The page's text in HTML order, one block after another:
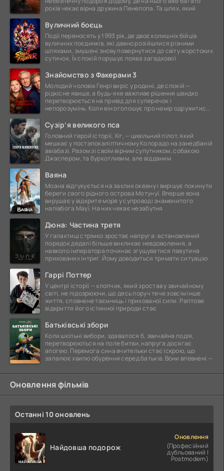
років чекає вірна дружина Пенелопа. Та шлях, який
Вуличний боєць
Події переносять у 1993 рік, де двоє колишніх бійців
вуличних поєдинків, які давно розійшлися різними
шляхами, змушені знову повернутися до світу жорстоких
сутичок. Їх спокій порушує поява загадкової
Знайомство з Факерами 3
Молодий чоловік Генрі виріс у родині, де спокій —
рідкісне явище, а будь-яке важливе рішення швидко
перетворюється на привід для суперечок і
непорозумінь. Коли він оголошує про намір одружитися,
Сузір’я великого пса
Головний герой історії, Хіг, — цивільний пілот, який
мешкає у постапокаліптичному Колорадо на занедбаній
авіабазі. Разом зі своїм вірним супутником, собакою
Джаспером, та буркотливим, але відданим
Ваяна
Моана відгукується на заклик океану і вирішує покинути
береги свого рідного острова Мотунуї. Вперше вона
вирушає у відкрите море у супроводі знаменитого
напівбога Мауї. На них чекає незабутня
Дюна: Частина третя
У галактиці стрімко зростає напруга: встановлений
порядок дедалі більше викликає невдоволення, а
навколо імператора починає згущуватися павутина
прихованих інтриг. Йому доводиться тримати ситуацію
Гаррі Поттер
У центрі історії — хлопчик, який зростав у звичайному
світі, не підозрюючи, що десь поруч тече зовсім інше
життя, сповнене таємниць і прихованої сили. Раптове
відкриття його істинної природи стає
Батьківські збори
Коли шкільні вибори, здавалося б, звичайна подія,
перетворюються на поле битви, напруга досягає
апогею. Перемога сина вчительки стає іскрою, що
запалює хвилю обурення серед батьків. Вони впевнені —
Оновлення фільмів
Останні 10 оновлень
Найдовша подорож
Оновлення
(Професійний
дубльований |
Postmodern)